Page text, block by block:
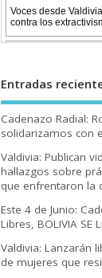
Entradas
Cadenazo Radial:
solidarizamos con
Valdivia: Publican
hallazgos sobre
que enfrentaron la
Este 4 de Junio:
Libres, BOLIVIA SE
Valdivia: Lanzarán
de mujeres que